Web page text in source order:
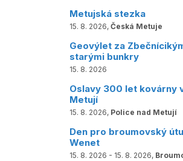
Metujská stezka
15. 8. 2026, Česká Metuje
Geovýlet za
starými bunkry
15. 8. 2026
Oslavy 300 let kovárny
Metují
15. 8. 2026, Police nad Metují
Den pro broumovský
Wenet
15. 8. 2026 - 15. 8. 2026,